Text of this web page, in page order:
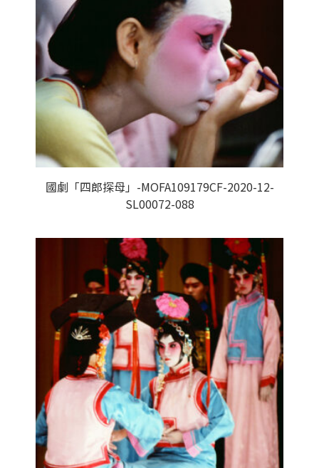
國劇「四郎探母」-MOFA109179CF-2020-12-
SL00072-088